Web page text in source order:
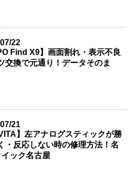
22
Find X9】画面割れ・表示不良
交換で元通り！データそのま
21
】左アナログスティックが勝
・反応しない時の修理方法！名
ック名古屋